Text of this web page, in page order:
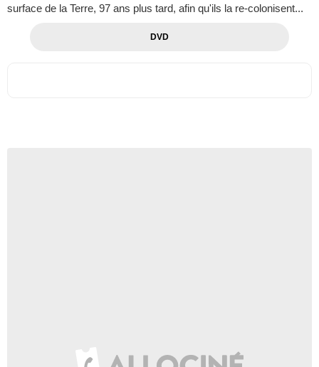
surface de la Terre, 97 ans plus tard, afin qu'ils la re-colonisent...
DVD